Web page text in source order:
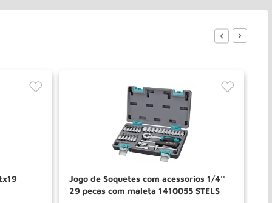
Jogo de Soquetes com acessorios 1/4''
29 pecas com maleta 1410055 STELS